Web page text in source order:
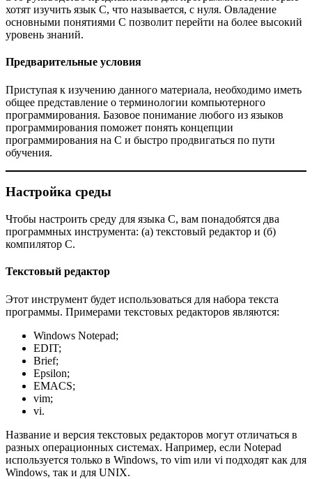
хотят изучить язык C, что называется, с нуля. Овладение
основными понятиями C позволит перейти на более высокий
уровень знаний.
Предварительные условия
Приступая к изучению данного материала, необходимо иметь
общее представление о терминологии компьютерного
программирования. Базовое понимание любого из языков
программирования поможет понять концепции
программирования на C и быстро продвигаться по пути
обучения.
Настройка среды
Чтобы настроить среду для языка C, вам понадобятся два
программных инструмента: (а) текстовый редактор и (б)
компилятор C.
Текстовый редактор
Этот инструмент будет использоваться для набора текста
программы. Примерами текстовых редакторов являются:
Windows Notepad;
EDIT;
Brief;
Epsilon;
EMACS;
vim;
vi.
Название и версия текстовых редакторов могут отличаться в
разных операционных системах. Например, если Notepad
используется только в Windows, то vim или vi подходят как для
Windows, так и для UNIX.